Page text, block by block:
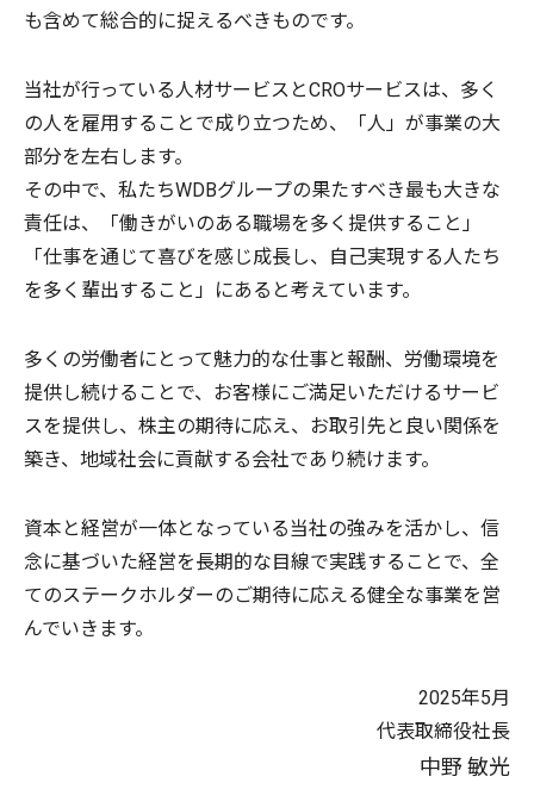
も含めて総合的に捉えるべきものです。
当社が行っている人材サービスとCROサービスは、多く
の人を雇用することで成り立つため、「人」が事業の大
部分を左右します。
その中で、私たちWDBグループの果たすべき最も大きな
責任は、「働きがいのある職場を多く提供すること」
「仕事を通じて喜びを感じ成長し、自己実現する人たち
を多く輩出すること」にあると考えています。
多くの労働者にとって魅力的な仕事と報酬、労働環境を
提供し続けることで、お客様にご満足いただけるサービ
スを提供し、株主の期待に応え、お取引先と良い関係を
築き、地域社会に貢献する会社であり続けます。
資本と経営が一体となっている当社の強みを活かし、信
念に基づいた経営を長期的な目線で実践することで、全
てのステークホルダーのご期待に応える健全な事業を営
んでいきます。
2025年5月
代表取締役社長
中野 敏光